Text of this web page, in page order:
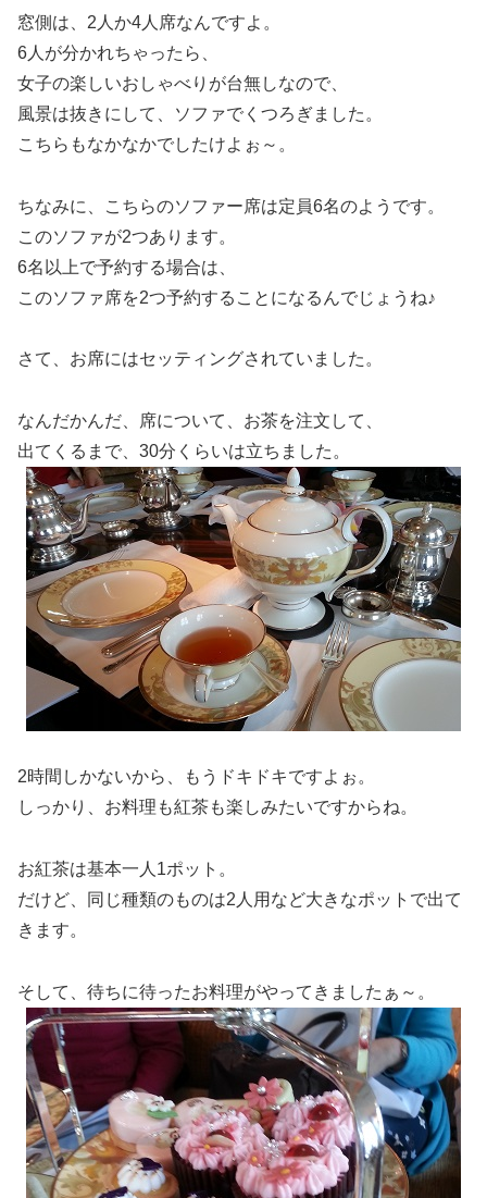
窓側は、2人か4人席なんですよ。
6人が分かれちゃったら、
女子の楽しいおしゃべりが台無しなので、
風景は抜きにして、ソファでくつろぎました。
こちらもなかなかでしたけよぉ～。
ちなみに、こちらのソファー席は定員6名のようです。
このソファが2つあります。
6名以上で予約する場合は、
このソファ席を2つ予約することになるんでじょうね♪
さて、お席にはセッティングされていました。
なんだかんだ、席について、お茶を注文して、
出てくるまで、30分くらいは立ちました。
2時間しかないから、もうドキドキですよぉ。
しっかり、お料理も紅茶も楽しみたいですからね。
お紅茶は基本一人1ポット。
だけど、同じ種類のものは2人用など大きなポットで出て
きます。
そして、待ちに待ったお料理がやってきましたぁ～。